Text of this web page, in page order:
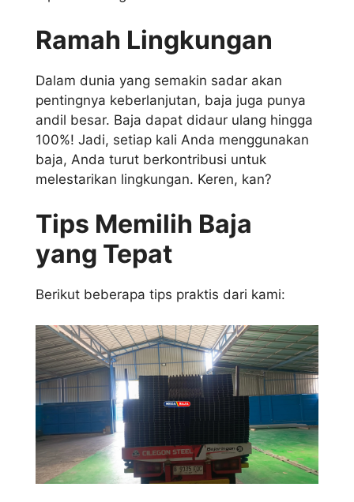
Ramah Lingkungan
Dalam dunia yang semakin sadar akan
pentingnya keberlanjutan, baja juga punya
andil besar. Baja dapat didaur ulang hingga
100%! Jadi, setiap kali Anda menggunakan
baja, Anda turut berkontribusi untuk
melestarikan lingkungan. Keren, kan?
Tips Memilih Baja
yang Tepat
Berikut beberapa tips praktis dari kami: